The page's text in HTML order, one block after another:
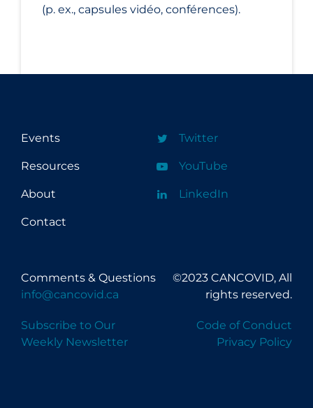
(p. ex., capsules vidéo, conférences).
Events
Resources
About
Contact
Twitter
YouTube
LinkedIn
Comments & Questions
info@cancovid.ca
Subscribe to Our
Weekly Newsletter
©2023 CANCOVID, All
rights reserved.
Code of Conduct
Privacy Policy